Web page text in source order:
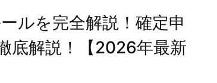
ルを完全解説！確定申
底解説！【2026年最新